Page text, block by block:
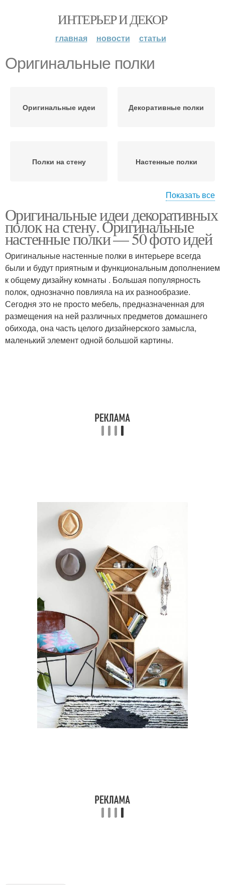
ИНТЕРЬЕР И ДЕКОР
главная новости статьи
Оригинальные полки
Оригинальные идеи Декоративные полки
Полки на стену Настенные полки
Полки на кухне Модульные полки
Стеллаж из модульных
полок
Деревянная полка
Эксклюзивные полки Навесные полки
Показать все
Оригинальные идеи декоративных
полок на стену. Оригинальные
настенные полки — 50 фото идей
Оригинальные настенные полки в интерьере всегда
были и будут приятным и функциональным дополнением
к общему дизайну комнаты . Большая популярность
полок, однозначно повлияла на их разнообразие.
Сегодня это не просто мебель, предназначенная для
размещения на ней различных предметов домашнего
обихода, она часть целого дизайнерского замысла,
маленький элемент одной большой картины.